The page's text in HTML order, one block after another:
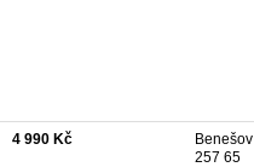
4 990 Kč
Benešov
257 65